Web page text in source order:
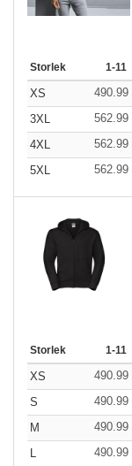
Storlek 1-11
XS 490.99
3XL
562.99
4XL
562.99
5XL
562.99
Storlek 1-11
XS 490.99
S
490.99
M
490.99
L
490.99